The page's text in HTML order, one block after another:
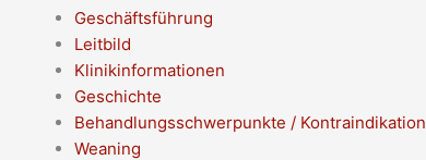
Geschäftsführung
Leitbild
Klinikinformationen
Geschichte
Behandlungsschwerpunkte / Kontraindikation
Weaning